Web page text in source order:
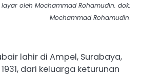
oleh Mochammad Rohamudin. dok.
Mochammad Rohamudin.
lahir di Ampel, Surabaya,
dari keluarga keturunan